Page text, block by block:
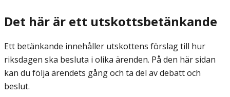
Det här är ett utskottsbetänkande
Ett betänkande innehåller utskottens förslag till hur
riksdagen ska besluta i olika ärenden. På den här sidan
kan du följa ärendets gång och ta del av debatt och
beslut.